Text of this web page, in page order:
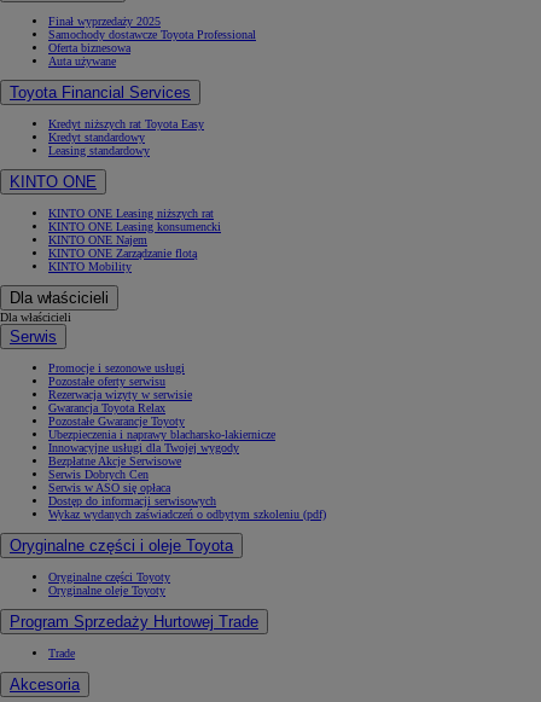
Finał wyprzedaży 2025
Samochody dostawcze Toyota Professional
Oferta biznesowa
Auta używane
Toyota Financial Services
Kredyt niższych rat Toyota Easy
Kredyt standardowy
Leasing standardowy
KINTO ONE
KINTO ONE Leasing niższych rat
KINTO ONE Leasing konsumencki
KINTO ONE Najem
KINTO ONE Zarządzanie flotą
KINTO Mobility
Dla właścicieli
Dla właścicieli
Serwis
Promocje i sezonowe usługi
Pozostałe oferty serwisu
Rezerwacja wizyty w serwisie
Gwarancja Toyota Relax
Pozostałe Gwarancje Toyoty
Ubezpieczenia i naprawy blacharsko-lakiernicze
Innowacyjne usługi dla Twojej wygody
Bezpłatne Akcje Serwisowe
Serwis Dobrych Cen
Serwis w ASO się opłaca
Dostęp do informacji serwisowych
Wykaz wydanych zaświadczeń o odbytym szkoleniu (pdf)
Oryginalne części i oleje Toyota
Oryginalne części Toyoty
Oryginalne oleje Toyoty
Program Sprzedaży Hurtowej Trade
Trade
Akcesoria